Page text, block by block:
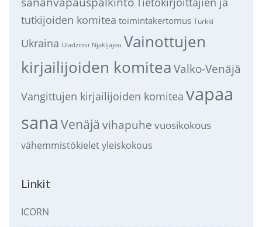
tutkijoiden komitea toimintakertomus Turkki
Ukraina Uladzimir Njakljajeu Vainottujen
kirjailijoiden komitea Valko-Venäjä
Vangittujen kirjailijoiden komitea vapaa
sana Venäjä vihapuhe vuosikokous
vähemmistökieletyleiskokous
Linkit
ICORN